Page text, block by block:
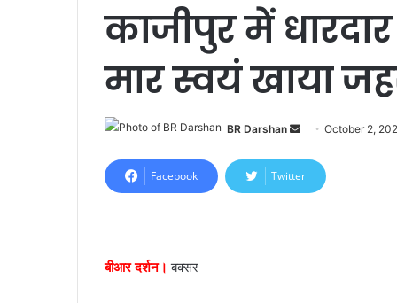
काजीपुर में
मार स्वयं खाया
BR Darshan
n
d
October 2,
Facebook Twitter
बीआर दर्शन। बक्सर